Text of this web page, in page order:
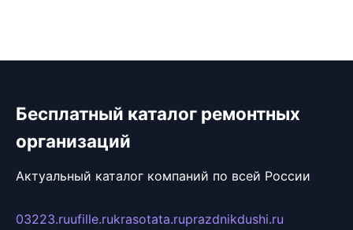
Бесплатный каталог ремонтных
организаций
Актуальный каталог компаний по всей России
03223.ruufille.rukrasotata.ruprazdnikdushi.ru